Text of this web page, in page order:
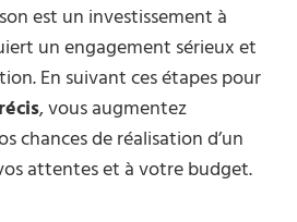
est un investissement à
un engagement sérieux et
En suivant ces étapes pour
, vous augmentez
chances de réalisation d’un
attentes et à votre budget.